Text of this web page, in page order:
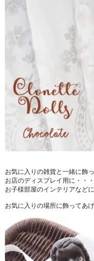
お気に入りの雑貨と一緒に飾っ
お店のディスプレイ用に・・・
お子様部屋のインテリアなどに
お気に入りの場所に飾ってあ